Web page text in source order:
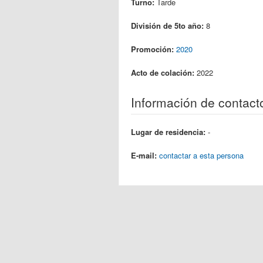
División de 5to año: 8
Promoción: 2020
Acto de colación: 2022
Información de
Lugar de residencia: -
E-mail: contactar a esta persona